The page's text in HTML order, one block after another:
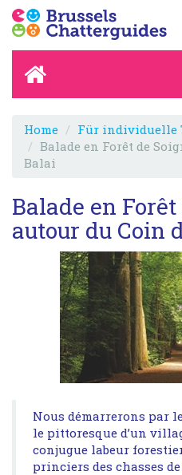
Home
Für individuelle
Balade en Forêt de
Balai
Balade en
autour du Coin
Nous démarrerons par
le pittoresque d’un
conjugue labeur
princiers des chasses